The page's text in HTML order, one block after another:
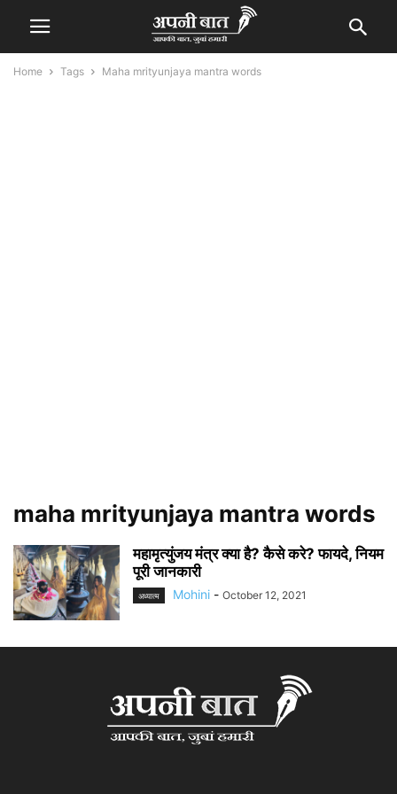
Home Tags Maha mrityunjaya mantra words
maha mrityunjaya mantra words
महामृत्युंजय मंत्र क्या है? कैसे करे? फायदे, नियम
पूरी जानकारी
अध्यात्म Mohini - October 12, 2021